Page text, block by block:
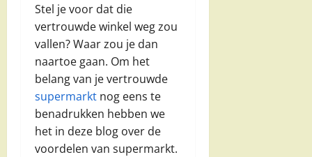
Stel je voor dat die
vertrouwde winkel weg zou
vallen? Waar zou je dan
naartoe gaan. Om het
belang van je vertrouwde
supermarkt nog eens te
benadrukken hebben we
het in deze blog over de
voordelen van supermarkt.